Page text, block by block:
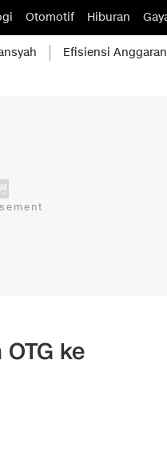
Otomotif Hiburan
Efisiensi Anggaran
ke